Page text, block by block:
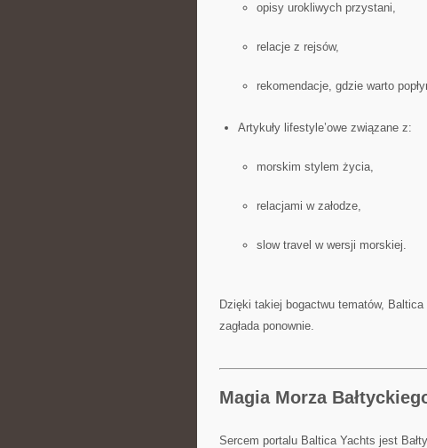
opisy urokliwych przystani,
relacje z rejsów,
rekomendacje, gdzie warto
Artykuły lifestyle’owe związane z:
morskim stylem życia,
relacjami w załodze,
slow travel w wersji morskiej.
Dzięki takiej bogactwu tematów,
zagłada ponownie.
Magia Morza
Sercem portalu Baltica Yachts jest